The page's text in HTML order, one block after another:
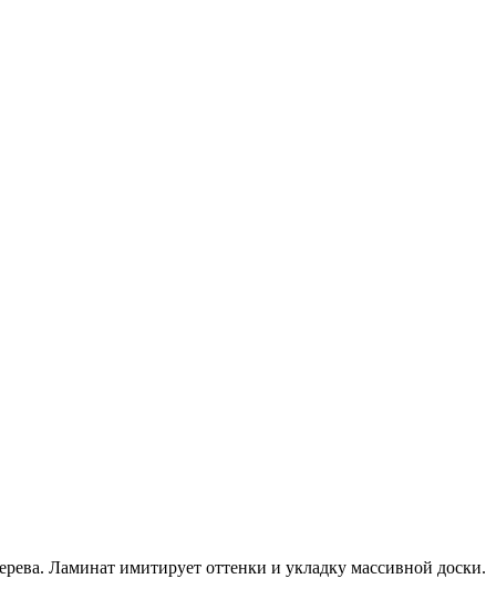
Ламинат имитирует оттенки и укладку массивной доски.